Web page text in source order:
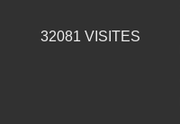
32081 VISITES